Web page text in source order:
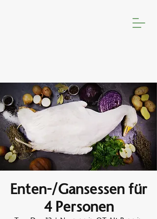
Enten-/Gansessen für
4 Personen